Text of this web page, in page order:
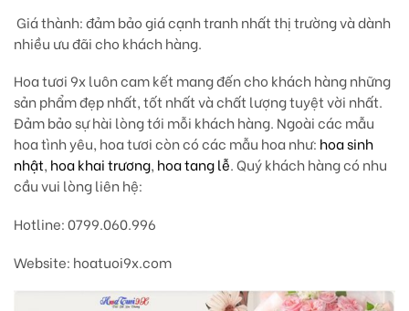
Giá thành: đảm bảo giá cạnh tranh nhất thị trường và dành
nhiều ưu đãi cho khách hàng.
Hoa tươi 9x luôn cam kết mang đến cho khách hàng những
sản phẩm đẹp nhất, tốt nhất và chất lượng tuyệt vời nhất.
Đảm bảo sự hài lòng tới mỗi khách hàng. Ngoài các mẫu
hoa tình yêu, hoa tươi còn có các mẫu hoa như: hoa sinh
nhật, hoa khai trương, hoa tang lễ. Quý khách hàng có nhu
cầu vui lòng liên hệ:
Hotline:0799.060.996
Website: hoatuoi9x.com